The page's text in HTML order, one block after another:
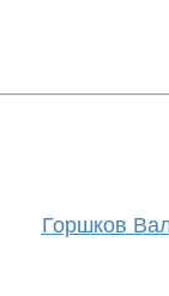
Горшков